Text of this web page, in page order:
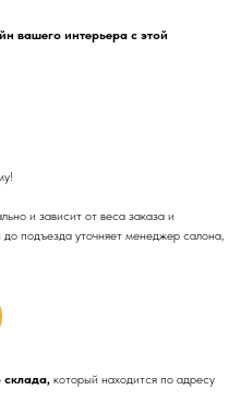
вашего интерьера с этой
и зависит от веса заказа и
до подъезда уточняет менеджер салона,
склада, который находится по адресу